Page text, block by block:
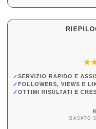
★
✓SERVIZIO RAPIDO E
✓FOLLOWERS, VIEWS E
✓OTTIMI RISULTATI E
BASATO